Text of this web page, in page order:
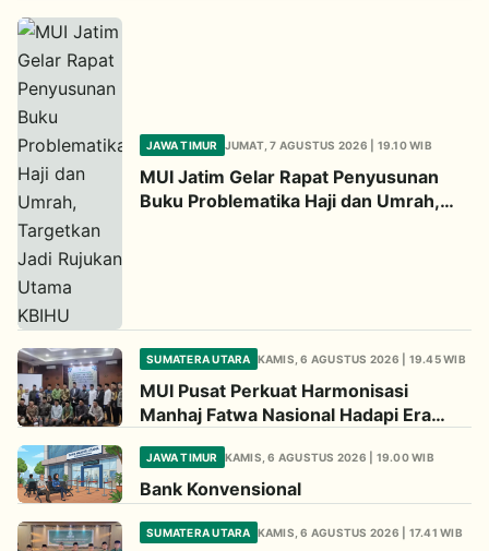
JAWA TIMUR JUMAT, 7 AGUSTUS 2026 | 19.10 WIB
MUI Jatim Gelar Rapat Penyusunan
Buku Problematika Haji dan Umrah,
SUMATERA UTARA KAMIS, 6 AGUSTUS 2026 | 19.45 WIB
MUI Pusat Perkuat Harmonisasi
Manhaj Fatwa Nasional Hadapi Era
JAWA TIMUR KAMIS, 6 AGUSTUS 2026 | 19.00 WIB
Bank Konvensional
SUMATERA UTARA KAMIS, 6 AGUSTUS 2026 | 17.41 WIB